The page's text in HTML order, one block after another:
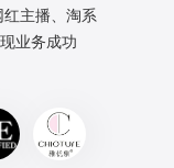
主播、淘系
业务成功